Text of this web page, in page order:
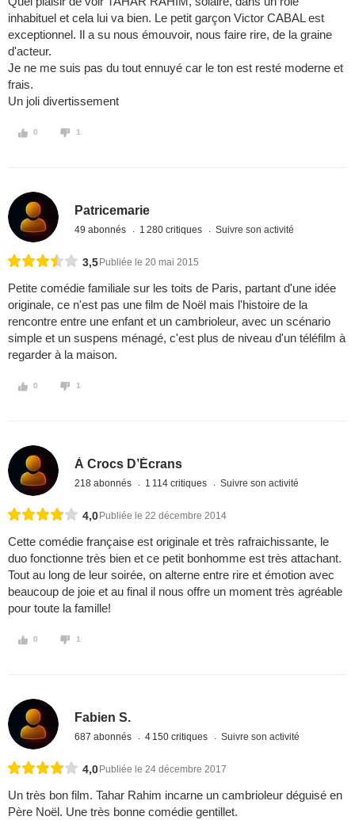
inhabituel et cela lui va bien. Le petit garçon Victor CABAL est
exceptionnel. Il a su nous émouvoir, nous faire rire, de la graine
d'acteur.
Je ne me suis pas du tout ennuyé car le ton est resté moderne et
frais.
Un joli divertissement
0 1
Patricemarie
49 abonnés 1 280 critiques Suivre son activité
3,5 Publiée le 20 mai 2015
Petite comédie familiale sur les toits de Paris, partant d'une idée
originale, ce n'est pas une film de Noël mais l'histoire de la
rencontre entre une enfant et un cambrioleur, avec un scénario
simple et un suspens ménagé, c'est plus de niveau d'un téléfilm à
regarder à la maison.
0 1
À Crocs D’Écrans
218 abonnés 1 114 critiques Suivre son activité
4,0 Publiée le 22 décembre 2014
Cette comédie française est originale et très rafraichissante, le
duo fonctionne très bien et ce petit bonhomme est très attachant.
Tout au long de leur soirée, on alterne entre rire et émotion avec
beaucoup de joie et au final il nous offre un moment très agréable
pour toute la famille!
0 1
Fabien S.
687 abonnés 4 150 critiques Suivre son activité
4,0 Publiée le 24 décembre 2017
Un très bon film. Tahar Rahim incarne un cambrioleur déguisé en
Père Noël. Une très bonne comédie gentillet.